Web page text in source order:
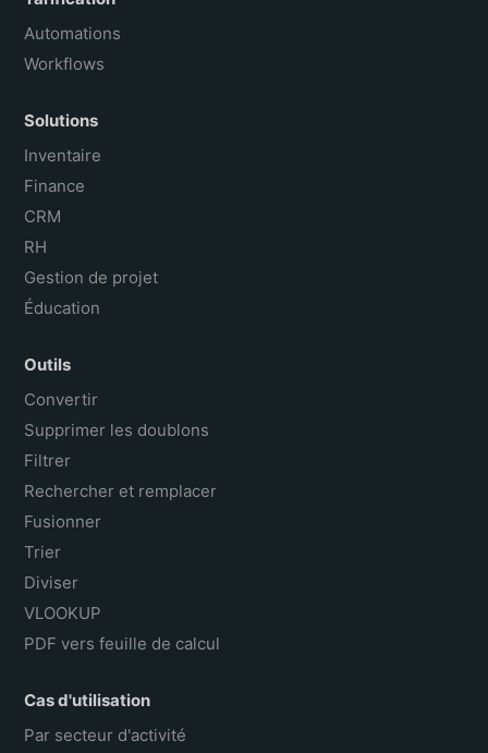
Automations
Workflows
Solutions
Inventaire
Finance
CRM
RH
Gestion de projet
Éducation
Outils
Convertir
Supprimer les doublons
Filtrer
Rechercher et remplacer
Fusionner
Trier
Diviser
VLOOKUP
PDF vers feuille de calcul
Cas d'utilisation
Par secteur d'activité